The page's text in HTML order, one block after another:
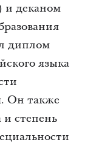
и деканом
диплом
языка
Он также
степень